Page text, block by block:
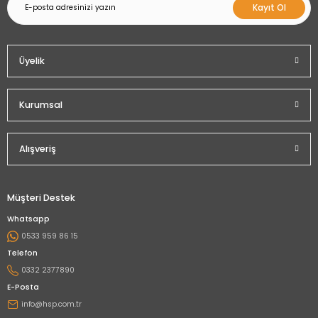
Kayıt Ol
Üyelik
Kurumsal
Alışveriş
Müşteri Destek
Whatsapp
0533 959 86 15
Telefon
0332 2377890
E-Posta
info@hsp.com.tr